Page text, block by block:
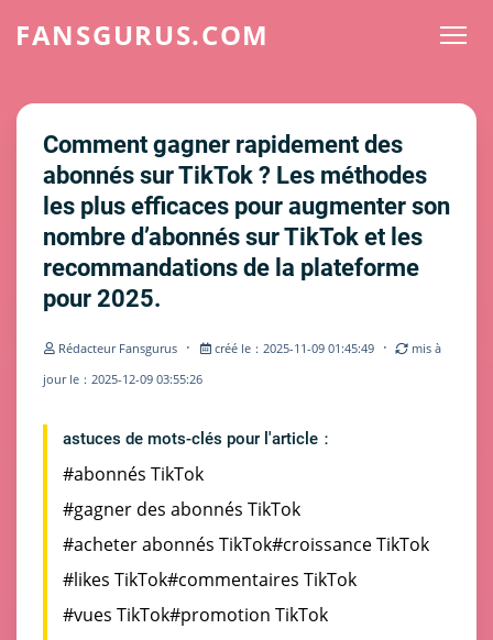
FANSGURUS.COM
Comment gagner rapidement des
abonnés sur TikTok ? Les méthodes
les plus efficaces pour augmenter son
nombre d’abonnés sur TikTok et les
recommandations de la plateforme
pour 2025.
Rédacteur Fansgurus · créé le：2025-11-09 01:45:49 ·
mis à
jour le：2025-12-09 03:55:26
astuces de mots-clés pour l'article：
#abonnés TikTok
#gagner des abonnés TikTok
#acheter abonnés TikTok#croissance TikTok
#likes TikTok#commentaires TikTok
#vues TikTok#promotion TikTok